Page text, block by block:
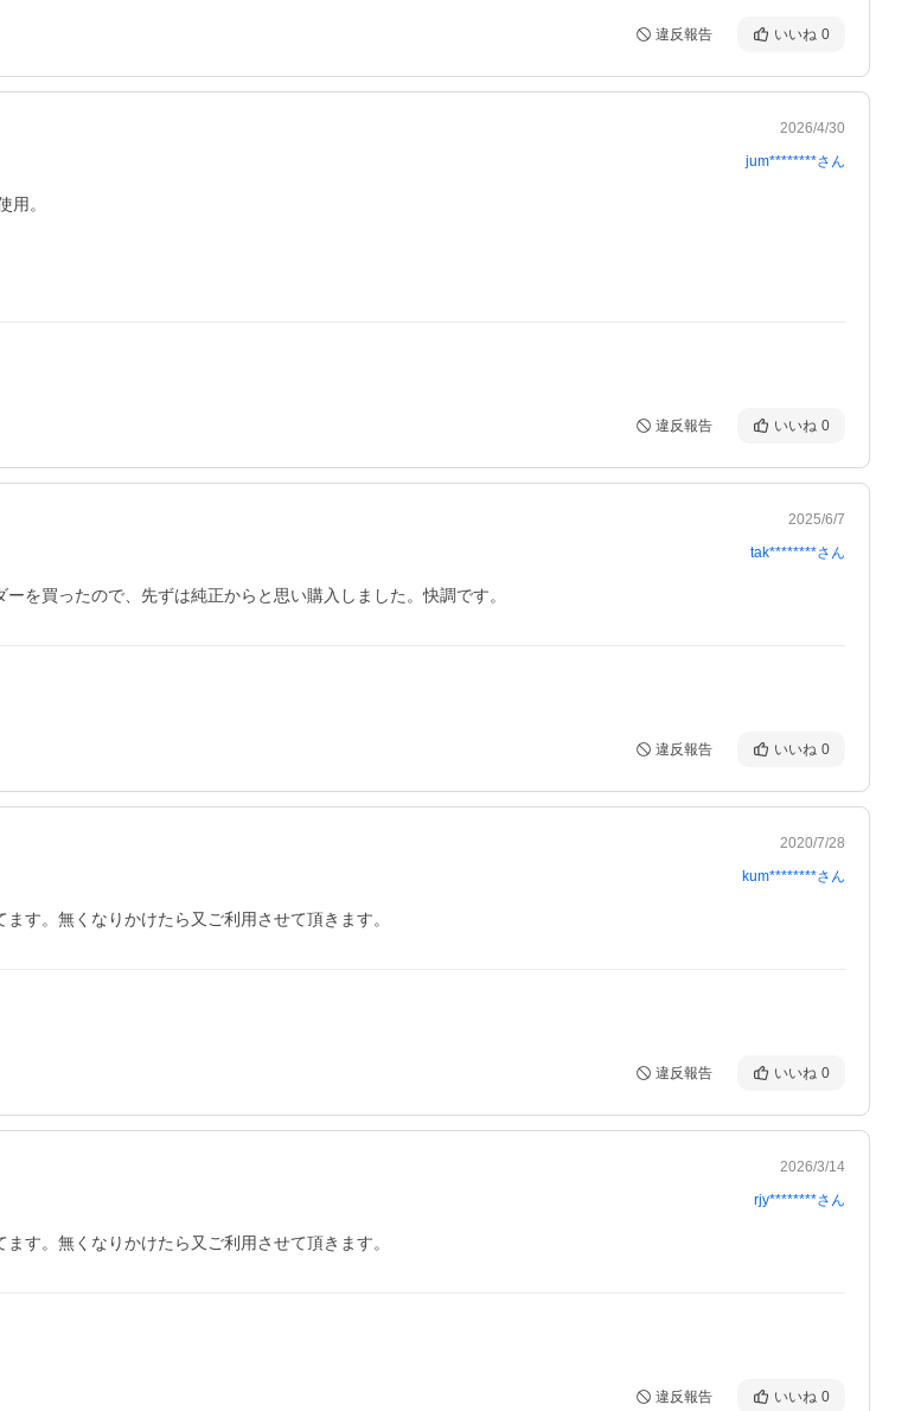
違反報告 いいね 0
2026/4/30
jum********さん
用。
違反報告 いいね 0
2025/6/7
tak********さん
を買ったので、先ずは純正からと思い購入しました。快調です。
違反報告 いいね 0
2020/7/28
kum********さん
す。無くなりかけたら又ご利用させて頂きます。
違反報告 いいね 0
2026/3/14
rjy********さん
す。無くなりかけたら又ご利用させて頂きます。
違反報告 いいね 0